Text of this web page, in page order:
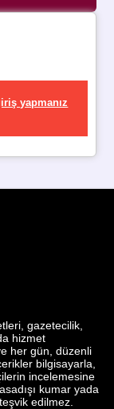
yapmanız
gazetecilik,
hizmet
her gün, düzenli
bilgisayarla,
incelemesine
kumar yada
edilmez.